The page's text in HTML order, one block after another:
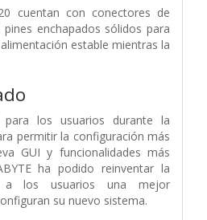
cuentan con conectores de
enchapados sólidos para
estable mientras la
los usuarios durante la
permitir la configuración más
GUI y funcionalidades más
ha podido reinventar la
a los usuarios una mejor
su nuevo sistema.